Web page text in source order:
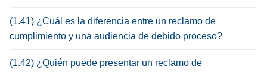
(1.41) ¿Cuál es la diferencia entre un reclamo de
cumplimiento y una audiencia de debido proceso?
(1.42) ¿Quién puede presentar un reclamo de